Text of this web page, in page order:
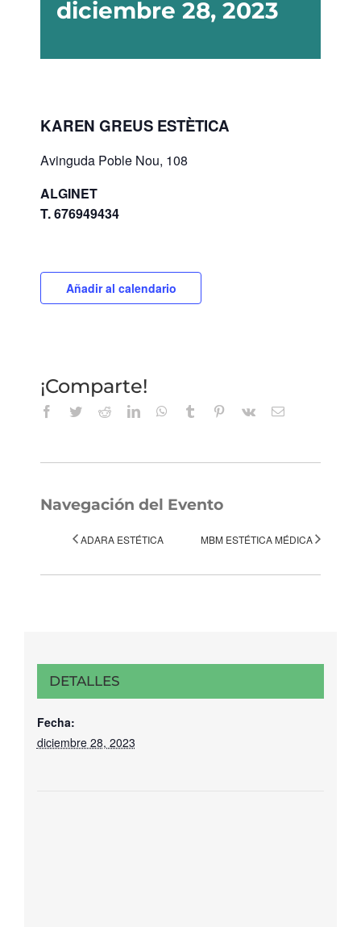
diciembre 28, 2023
KAREN GREUS ESTÈTICA
Avinguda Poble Nou, 108
ALGINET
T. 676949434
Añadir al calendario
¡Comparte!
Facebook
TwitterRedditLinkedInWhatsApp
Tumblr Pinterest
Vk
Correo
Navegación del Evento
ADARA ESTÉTICA MBM ESTÉTICA MÉDICA
DETALLES
Fecha:
diciembre 28, 2023